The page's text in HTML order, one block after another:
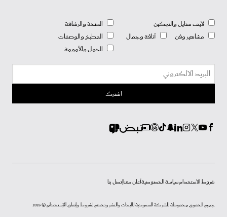
لايف ستايل والتمكين
مشاهير وفن
أناقة وجمال
الصحة والرشاقة
المطبخ والوصفات
الحمل والأمومة
شروط الاستخدامسياسة الخصوصيةأعلن معناإتصل بنا
جميع الحقوق محفوظة للشركة السعودية للأبحاث والنشر وتخضع لشروط وإتفاق الإستخدام © 2026